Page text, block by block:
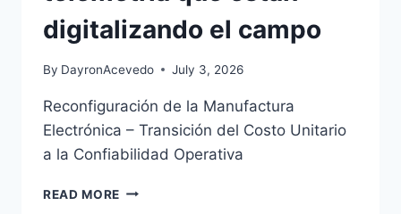
digitalizando el campo
By DayronAcevedo July 3, 2026
Reconfiguración de la Manufactura
Electrónica – Transición del Costo Unitario
a la Confiabilidad Operativa
READ MORE